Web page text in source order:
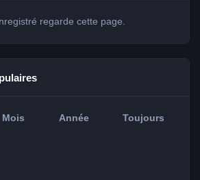
regarde cette page.
Mois Année Toujours